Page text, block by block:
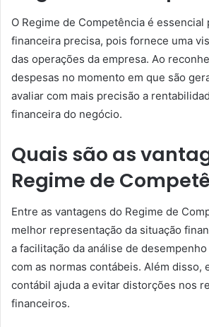
O Regime de Competência é essencial
financeira precisa, pois fornece uma
das operações da empresa. Ao
despesas no momento em que são
avaliar com mais precisão a
financeira do negócio.
Quais são as
Regime de
Entre as vantagens do Regime de
melhor representação da situação
a facilitação da análise de
com as normas contábeis. Além disso,
contábil ajuda a evitar distorções nos
financeiros.